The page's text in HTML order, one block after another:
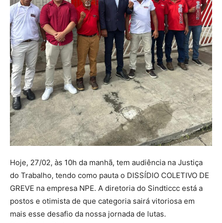
Hoje, 27/02, às 10h da manhã, tem audiência na Justiça
do Trabalho, tendo como pauta o DISSÍDIO COLETIVO DE
GREVE na empresa NPE. A diretoria do Sindticcc está a
postos e otimista de que categoria sairá vitoriosa em
mais esse desafio da nossa jornada de lutas.